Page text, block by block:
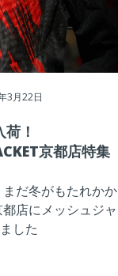
3月22日
！
京都店特集
だ冬がもたれかか
都店にメッシュジャ
した